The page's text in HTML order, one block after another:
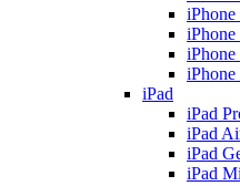
iPhone
iPhone
iPhone
iPhone
iPad
iPad
iPad
iPad
iPad